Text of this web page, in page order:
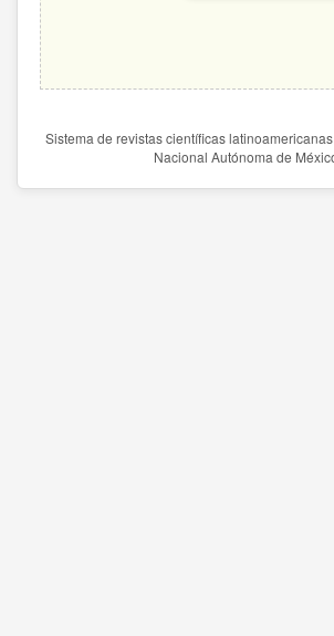
Sistema de revistas científicas
Nacional Autónoma de